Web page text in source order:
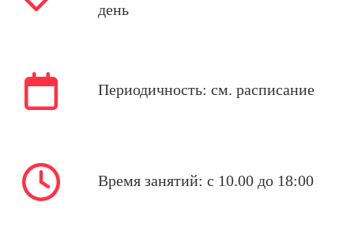
день
Периодичность: см. расписание
Время занятий: с 10.00 до 18:00